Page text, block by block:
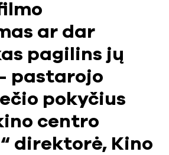
ar dar
pagilins jų
pastarojo
pokyčius
centro
direktorė, Kino